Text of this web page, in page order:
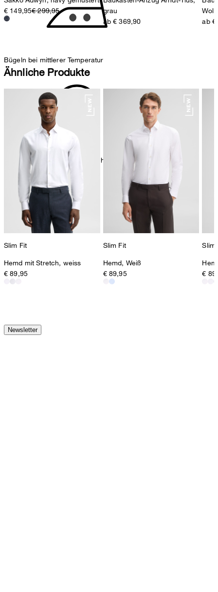
Bügeln bei mittlerer Temperatur
chemische Reinigung mit Perchlorethylen, schonend
€ 149,95€ 299,95
grau
ab € 369,90
ab €
Ähnliche Produkte
Slim Fit
Hemd mit Stretch, weiss
€ 89,95
Slim Fit
Hemd, Weiß
€ 89,95
Slim
€
Newsletter